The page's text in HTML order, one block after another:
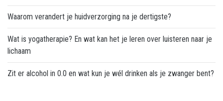
Waarom verandert je huidverzorging na je dertigste?
Wat is yogatherapie? En wat kan het je leren over luisteren naar je
lichaam
Zit er alcohol in 0.0 en wat kun je wél drinken als je zwanger bent?